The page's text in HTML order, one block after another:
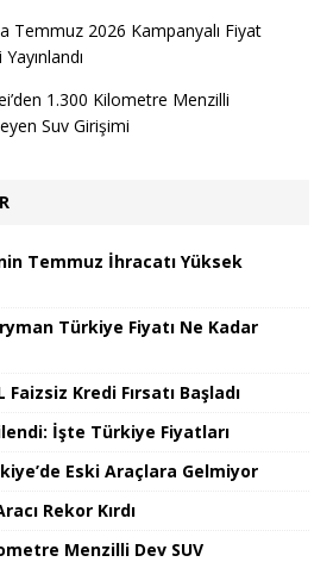
Temmuz 2026 Kampanyalı Fiyat
1.300 Kilometre Menzilli
Suv Girişimi
Temmuz İhracatı Yüksek
Türkiye Fiyatı Ne Kadar
Kredi Fırsatı Başladı
İşte Türkiye Fiyatları
Eski Araçlara Gelmiyor
Rekor Kırdı
Menzilli Dev SUV